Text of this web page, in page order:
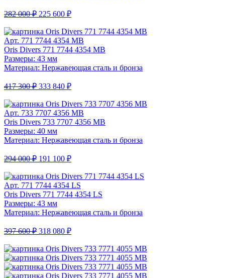
282 000 ₽ 225 600 ₽
Арт. 771 7744 4354 MB
Oris Divers 771 7744 4354 MB
Размеры: 43 мм
Материал: Нержавеющая сталь и бронза
417 300 ₽ 333 840 ₽
Арт. 733 7707 4356 MB
Oris Divers 733 7707 4356 MB
Размеры: 40 мм
Материал: Нержавеющая сталь и бронза
294 000 ₽ 191 100 ₽
Арт. 771 7744 4354 LS
Oris Divers 771 7744 4354 LS
Размеры: 43 мм
Материал: Нержавеющая сталь и бронза
397 600 ₽ 318 080 ₽